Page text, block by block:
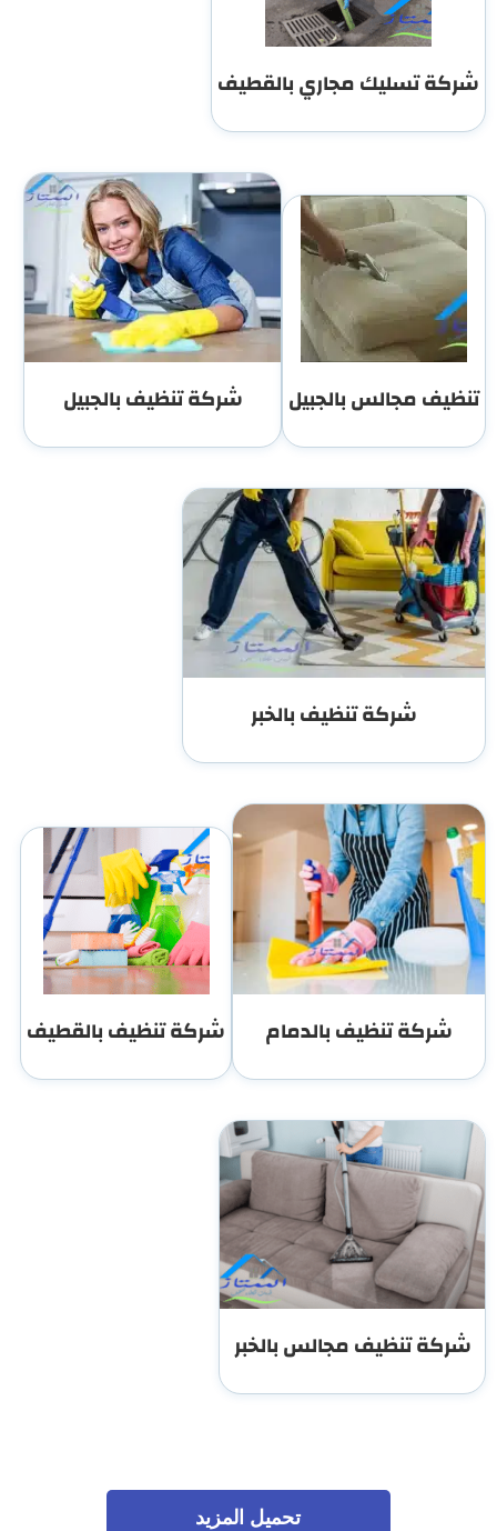
شركة تسليك مجاري بالقطيف
تنظيف مجالس بالجبيل شركة تنظيف بالجبيل
شركة تنظيف بالخبر
شركة تنظيف بالدمام شركة تنظيف بالقطيف
شركة تنظيف مجالس بالخبر
تحميل المزيد